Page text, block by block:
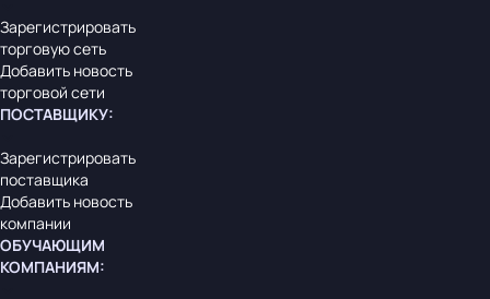
Зарегистрировать
торговую сеть
Добавить новость
торговой сети
ПОСТАВЩИКУ:
Зарегистрировать
поставщика
Добавить новость
компании
ОБУЧАЮЩИМ
КОМПАНИЯМ: